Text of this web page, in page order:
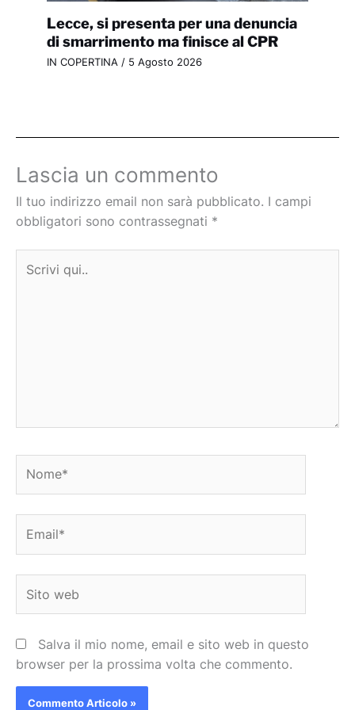
Lecce, si presenta per una denuncia
di smarrimento ma finisce al CPR
IN COPERTINA/ 5 Agosto 2026
Lascia un commento
Il tuo indirizzo email non sarà pubblicato. I campi
obbligatori sono contrassegnati *
qui..
web
Salva il mio nome, email e sito web in questo
browser per la prossima volta che commento.